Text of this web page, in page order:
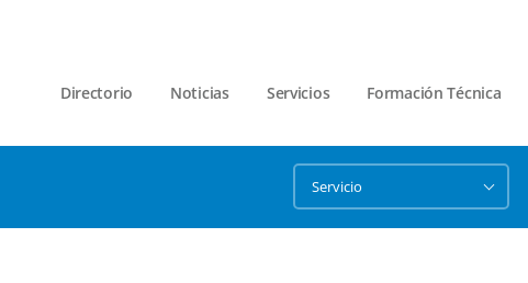
Directorio Noticias Servicios Formación Técnica